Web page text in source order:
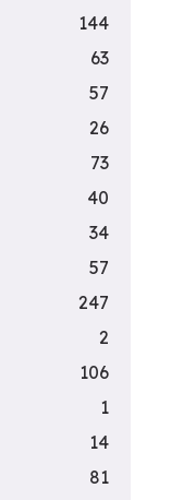
144
63
57
26
73
40
34
57
247
2
106
1
14
81